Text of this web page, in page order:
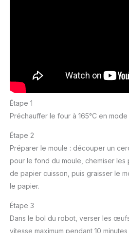
Étape 1
Préchauffer le four à 165°C en
Étape 2
Préparer le moule : découper un
pour le fond du moule, chemiser les
de papier cuisson, puis graisser le
le papier.
Étape 3
Dans le bol du robot, verser les
vitesse maximum pendant 10